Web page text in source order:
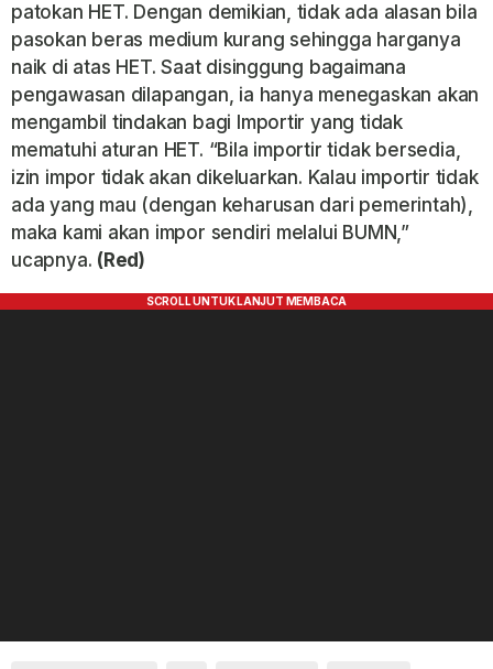
patokan HET. Dengan demikian, tidak ada alasan bila
pasokan beras medium kurang sehingga harganya
naik di atas HET. Saat disinggung bagaimana
pengawasan dilapangan, ia hanya menegaskan akan
mengambil tindakan bagi Importir yang tidak
mematuhi aturan HET. “Bila importir tidak bersedia,
izin impor tidak akan dikeluarkan. Kalau importir tidak
ada yang mau (dengan keharusan dari pemerintah),
maka kami akan impor sendiri melalui BUMN,”
ucapnya. (Red)